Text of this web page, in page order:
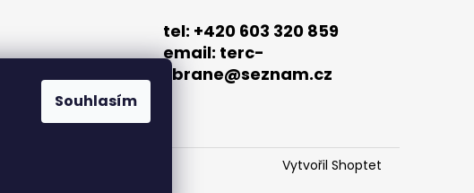
Souhlasím
tel: +420 603 320 859
email: terc-
zbrane@seznam.cz
Vytvořil Shoptet